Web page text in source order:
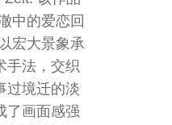
中的爱恋回
宏大景象承
手法，交织
过境迁的淡
了画面感强